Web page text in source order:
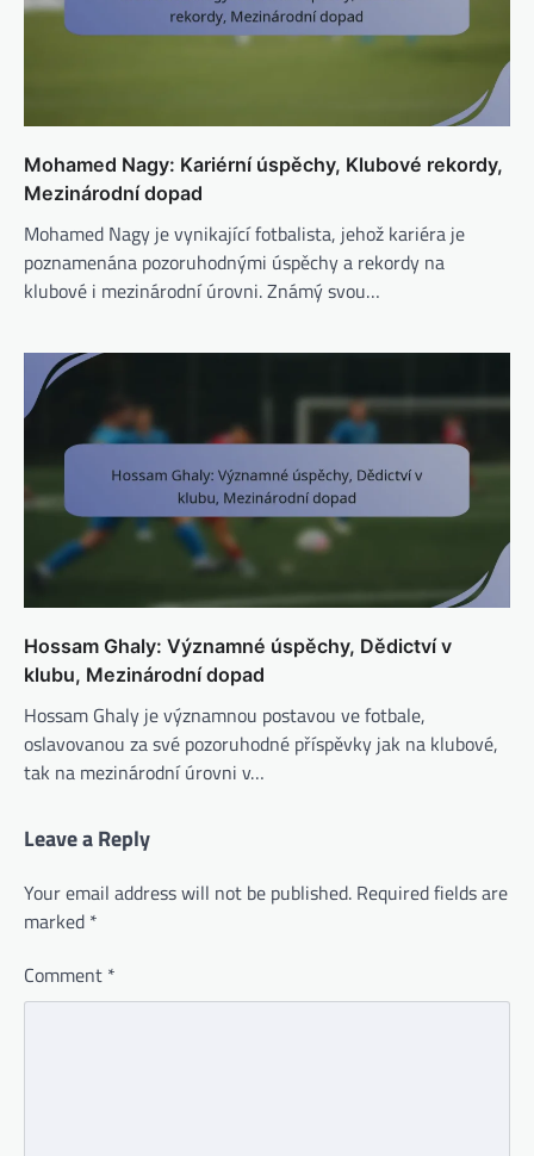
Mohamed Nagy: Kariérní úspěchy, Klubové rekordy,
Mezinárodní dopad
Mohamed Nagy je vynikající fotbalista, jehož kariéra je
poznamenána pozoruhodnými úspěchy a rekordy na
klubové i mezinárodní úrovni. Známý svou…
Hossam Ghaly: Významné úspěchy, Dědictví v
klubu, Mezinárodní dopad
Hossam Ghaly je významnou postavou ve fotbale,
oslavovanou za své pozoruhodné příspěvky jak na klubové,
tak na mezinárodní úrovni v…
Leave a Reply
Your email address will not be published. Required fields are
marked *
Comment *